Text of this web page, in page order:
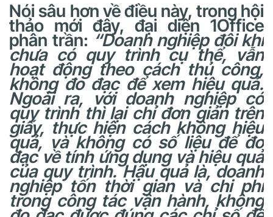
Nói sâu hơn về điều này, trong hội
thảo mới đây, đại diện 1Office
phân trần: “Doanh nghiệp đôi khi
chưa có quy trình cụ thể, vẫn
hoạt động theo cách thủ công,
không đo đạc để xem hiệu quả.
Ngoài ra, với doanh nghiệp có
quy trình thì lại chỉ đơn giản trên
giấy, thực hiện cách không hiệu
quả, và không có số liệu để đo
đạc về tính ứng dụng và hiệu quả
của quy trình. Hậu quả là, doanh
nghiệp tốn thời gian và chi phí
trong công tác vận hành, không